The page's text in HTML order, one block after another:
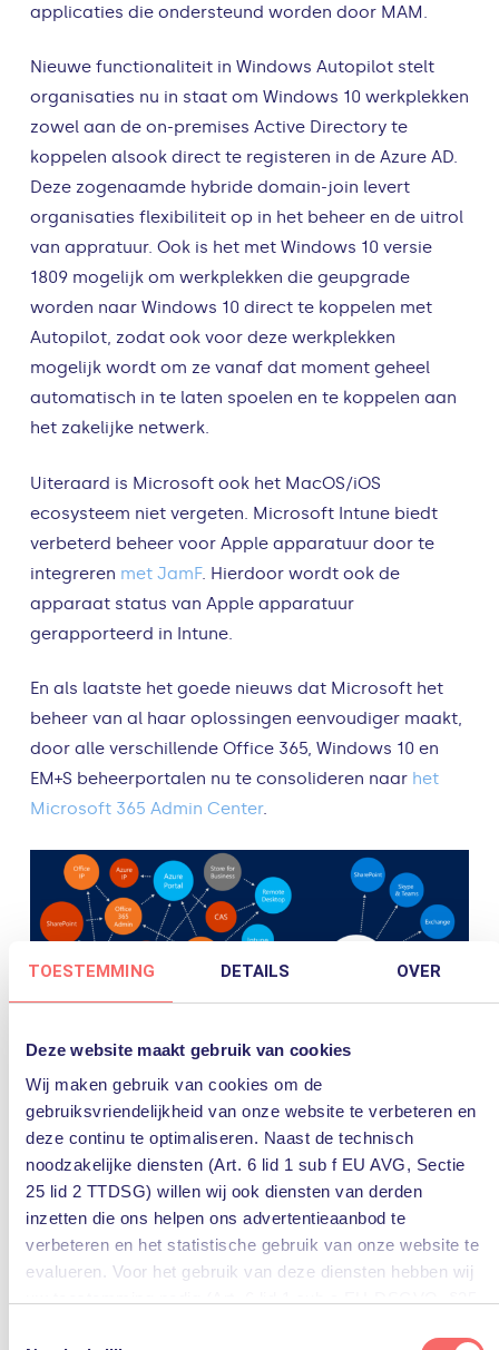
TOESTEMMING DETAILS OVER
Deze website maakt gebruik van cookies
Wij maken gebruik van cookies om de
gebruiksvriendelijkheid van onze website te verbeteren en
deze continu te optimaliseren. Naast de technisch
noodzakelijke diensten (Art. 6 lid 1 sub f EU AVG, Sectie
25 lid 2 TTDSG) willen wij ook diensten van derden
inzetten die ons helpen ons advertentieaanbod te
verbeteren en het statistische gebruik van onze website te
evalueren. Voor het gebruik van deze diensten hebben wij
applicaties die ondersteund worden door MAM.
Nieuwe functionaliteit in Windows Autopilot stelt
organisaties nu in staat om Windows 10 werkplekken
zowel aan de on-premises Active Directory te
koppelen alsook direct te registeren in de Azure AD.
Deze zogenaamde hybride domain-join levert
organisaties flexibiliteit op in het beheer en de uitrol
van appratuur. Ook is het met Windows 10 versie
1809 mogelijk om werkplekken die geupgrade
worden naar Windows 10 direct te koppelen met
Autopilot, zodat ook voor deze werkplekken
mogelijk wordt om ze vanaf dat moment geheel
automatisch in te laten spoelen en te koppelen aan
het zakelijke netwerk.
Uiteraard is Microsoft ook het MacOS/iOS
ecosysteem niet vergeten. Microsoft Intune biedt
verbeterd beheer voor Apple apparatuur door te
integreren met JamF. Hierdoor wordt ook de
apparaat status van Apple apparatuur
gerapporteerd in Intune.
En als laatste het goede nieuws dat Microsoft het
beheer van al haar oplossingen eenvoudiger maakt,
door alle verschillende Office 365, Windows 10 en
EM+S beheerportalen nu te consolideren naar het
Microsoft 365 Admin Center.
Beveiliging & Advanced
Threat Protection (ATP)
Het is niet moeilijk voor te stellen dat met een
platform zo groot als Microsoft Azure er ook
onnoemelijk veel activiteit plaats vindt. Helaas is